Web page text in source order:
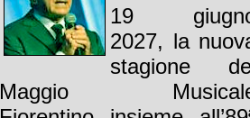
19
2027, la
stagione
Maggio